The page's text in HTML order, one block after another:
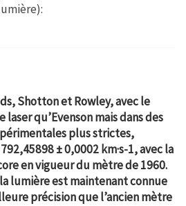
Shotton et Rowley, avec le
laser qu’Evenson mais dans des
plus strictes,
± 0,0002 km·s-1, avec la
en vigueur du mètre de 1960.
lumière est maintenant connue
précision que l’ancien mètre